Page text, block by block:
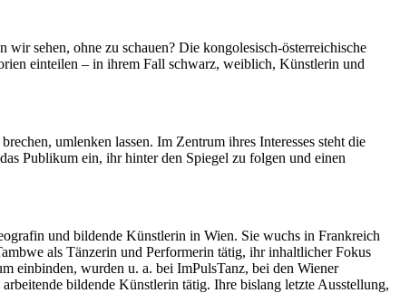
sehen, ohne zu schauen? Die kongolesisch-österreichische
einteilen – in ihrem Fall schwarz, weiblich, Künstlerin und
umlenken lassen. Im Zentrum ihres Interesses steht die
Publikum ein, ihr hinter den Spiegel zu folgen und einen
und bildende Künstlerin in Wien. Sie wuchs in Frankreich
als Tänzerin und Performerin tätig, ihr inhaltlicher Fokus
einbinden, wurden u. a. bei ImPulsTanz, bei den Wiener
bildende Künstlerin tätig. Ihre bislang letzte Ausstellung,